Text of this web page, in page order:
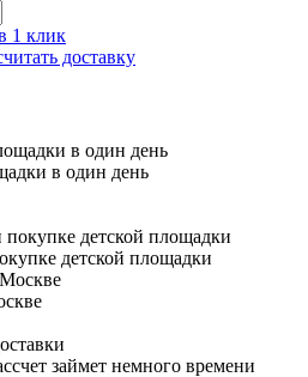
1 клик
доставку
в один день
детской площадки
займет немного времени